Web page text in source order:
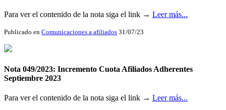
Para ver el contenido de la nota siga el link → Leer más...
Publicado en Comunicaciones a afiliados 31/07/23
Nota 049/2023: Incremento Cuota Afiliados Adherentes
Septiembre 2023
Para ver el contenido de la nota siga el link → Leer más...